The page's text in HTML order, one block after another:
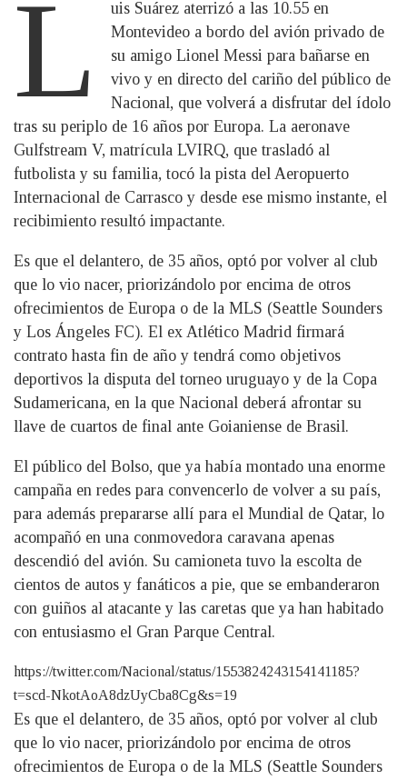
L
uis Suárez aterrizó a las 10.55 en
Montevideo a bordo del avión privado de
su amigo Lionel Messi para bañarse en
vivo y en directo del cariño del público de
Nacional, que volverá a disfrutar del ídolo
tras su periplo de 16 años por Europa. La aeronave
Gulfstream V, matrícula LVIRQ, que trasladó al
futbolista y su familia, tocó la pista del Aeropuerto
Internacional de Carrasco y desde ese mismo instante, el
recibimiento resultó impactante.
Es que el delantero, de 35 años, optó por volver al club
que lo vio nacer, priorizándolo por encima de otros
ofrecimientos de Europa o de la MLS (Seattle Sounders
y Los Ángeles FC). El ex Atlético Madrid firmará
contrato hasta fin de año y tendrá como objetivos
deportivos la disputa del torneo uruguayo y de la Copa
Sudamericana, en la que Nacional deberá afrontar su
llave de cuartos de final ante Goianiense de Brasil.
El público del Bolso, que ya había montado una enorme
campaña en redes para convencerlo de volver a su país,
para además prepararse allí para el Mundial de Qatar, lo
acompañó en una conmovedora caravana apenas
descendió del avión. Su camioneta tuvo la escolta de
cientos de autos y fanáticos a pie, que se embanderaron
con guiños al atacante y las caretas que ya han habitado
con entusiasmo el Gran Parque Central.
https://twitter.com/Nacional/status/1553824243154141185?
t=scd-NkotAoA8dzUyCba8Cg&s=19
Es que el delantero, de 35 años, optó por volver al club
que lo vio nacer, priorizándolo por encima de otros
ofrecimientos de Europa o de la MLS (Seattle Sounders